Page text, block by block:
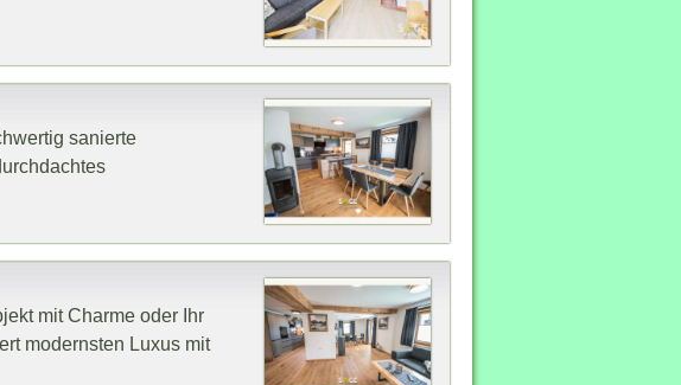
sanierte
mit Charme oder Ihr
modernsten Luxus mit